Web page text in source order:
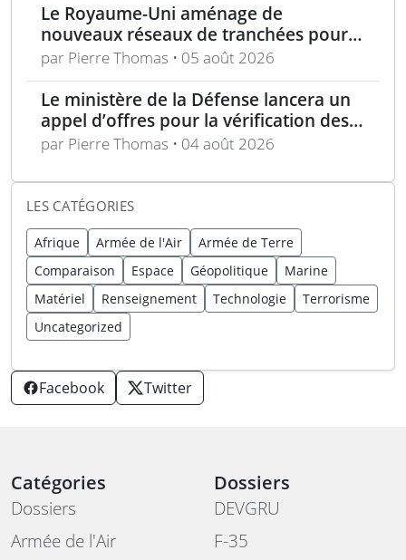
Le Royaume-Uni aménage de
nouveaux réseaux de tranchées pour
moderniser la formation militaire
par Pierre Thomas • 05 août 2026
Le ministère de la Défense lancera un
appel d’offres pour la vérification des
pétroliers sur cinq ans
par Pierre Thomas • 04 août 2026
LES CATÉGORIES
Afrique Armée de l'Air
Armée de Terre
Comparaison
Espace Géopolitique
Marine
Matériel
Renseignement Technologie
Terrorisme
Uncategorized
Facebook Twitter
Catégories
Dossiers
Armée de l'Air
Dossiers
DEVGRU
F-35